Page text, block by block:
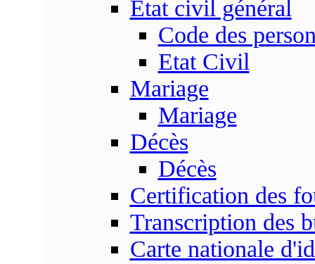
Etat civil général
Code des
Etat Civil
Mariage
Mariage
Décès
Décès
Certification des
Transcription des
Carte nationale